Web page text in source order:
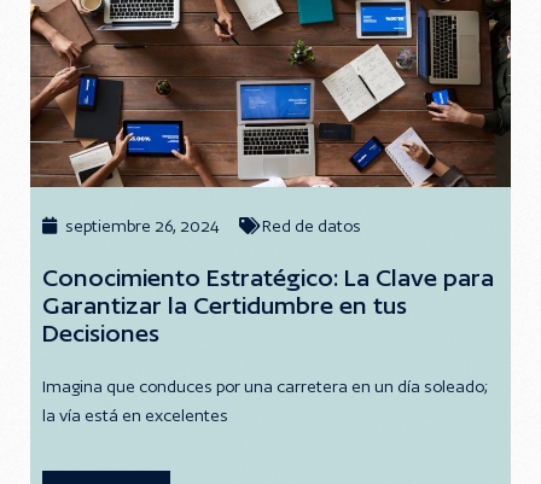
septiembre 26, 2024 Red de datos
Conocimiento Estratégico: La Clave para
Garantizar la Certidumbre en tus
Decisiones
Imagina que conduces por una carretera en un día soleado;
la vía está en excelentes